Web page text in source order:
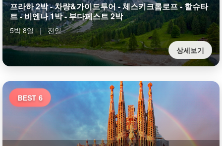
프라하 2박 - 차량&가이드투어 - 체스키크롬로프 - 할슈타
트 - 비엔나 1박 - 부다페스트 2박
5박 8일 |
전일
상세보기
BEST 6